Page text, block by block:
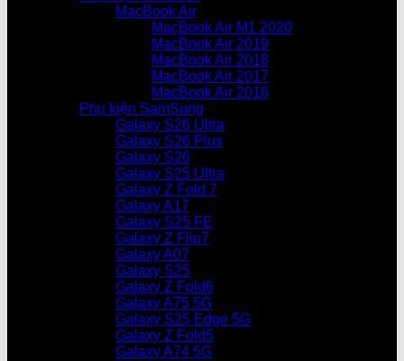
MacBook Air
MacBook Air M1 2020
MacBook Air 2019
MacBook Air 2018
MacBook Air 2017
MacBook Air 2016
Phụ kiện SamSung
Galaxy S26 Ultra
Galaxy S26 Plus
Galaxy S26
Galaxy S25 Ultra
Galaxy Z Fold 7
Galaxy A17
Galaxy S25 FE
Galaxy Z Flip7
Galaxy A07
Galaxy S25
Galaxy Z Fold6
Galaxy A75 5G
Galaxy S25 Edge 5G
Galaxy Z Fold5
Galaxy A74 5G